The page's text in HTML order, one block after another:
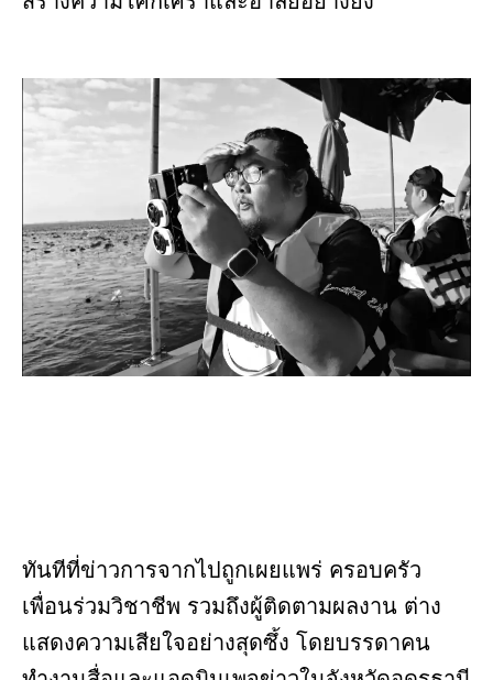
ทันทีที่ข่าวการจากไปถูกเผยแพร่ ครอบครัว
เพื่อนร่วมวิชาชีพ รวมถึงผู้ติดตามผลงาน ต่าง
แสดงความเสียใจอย่างสุดซึ้ง โดยบรรดาคน